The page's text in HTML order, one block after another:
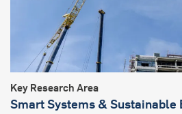
Key Research Area
Smart Systems & Sustainable